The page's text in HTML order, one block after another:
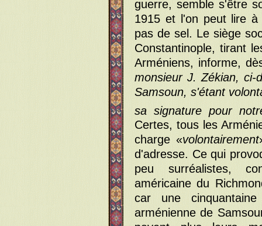
guerre, semble s'être
1915 et l'on peut lire
pas de sel. Le siège
Constantinople, tirant
Arméniens, informe,
monsieur J. Zékian, ci-
Samsoun, s'étant
sa signature pour
Certes, tous les
charge «volontairement
d'adresse. Ce qui
peu surréalistes,
américaine du
car une
arménienne de